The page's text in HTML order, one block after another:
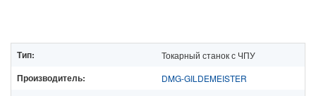
Тип: Токарный станок с ЧПУ
Производитель: DMG-GILDEMEISTER